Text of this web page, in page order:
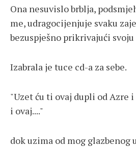
Ona nesuvislo brblja,
me, udragocijenjuje svaku
bezuspješno prikrivajući svoju
Izabrala je tuce cd-a za sebe.
"Uzet ću ti ovaj dupli od Azre
i ovaj...."
dok uzima od mog glazbenog